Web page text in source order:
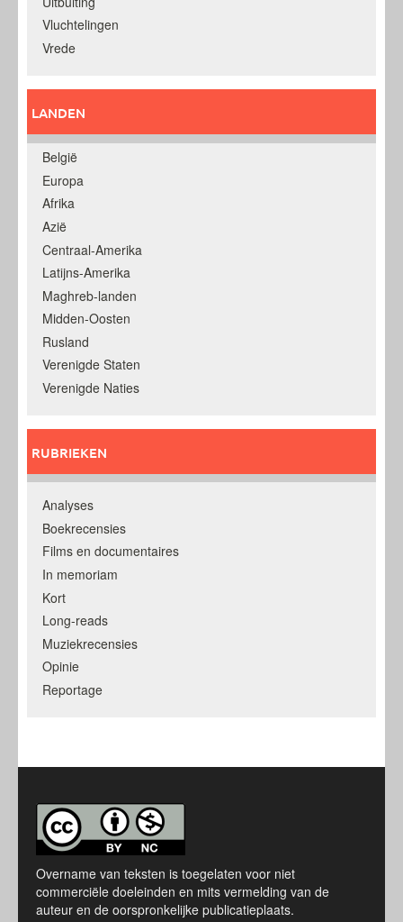
Vluchtelingen
Vrede
LANDEN
België
Europa
Afrika
Azië
Centraal-Amerika
Latijns-Amerika
Maghreb-landen
Midden-Oosten
Rusland
Verenigde Staten
Verenigde Naties
RUBRIEKEN
Analyses
Boekrecensies
Films en documentaires
In memoriam
Kort
Long-reads
Muziekrecensies
Opinie
Reportage
Overname van teksten is toegelaten voor niet
commerciële doeleinden en mits vermelding van de
auteur en de oorspronkelijke publicatieplaats.